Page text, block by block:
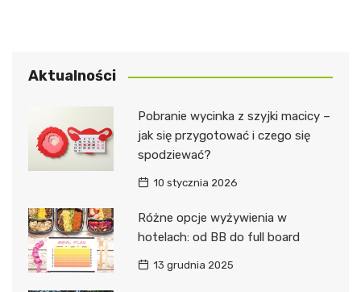
Aktualności
Pobranie wycinka z szyjki macicy –
jak się przygotować i czego się
spodziewać?
10 stycznia 2026
Różne opcje wyżywienia w
hotelach: od BB do full board
13 grudnia 2025